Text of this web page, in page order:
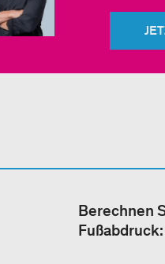
Berechnen
Fußabdruck: